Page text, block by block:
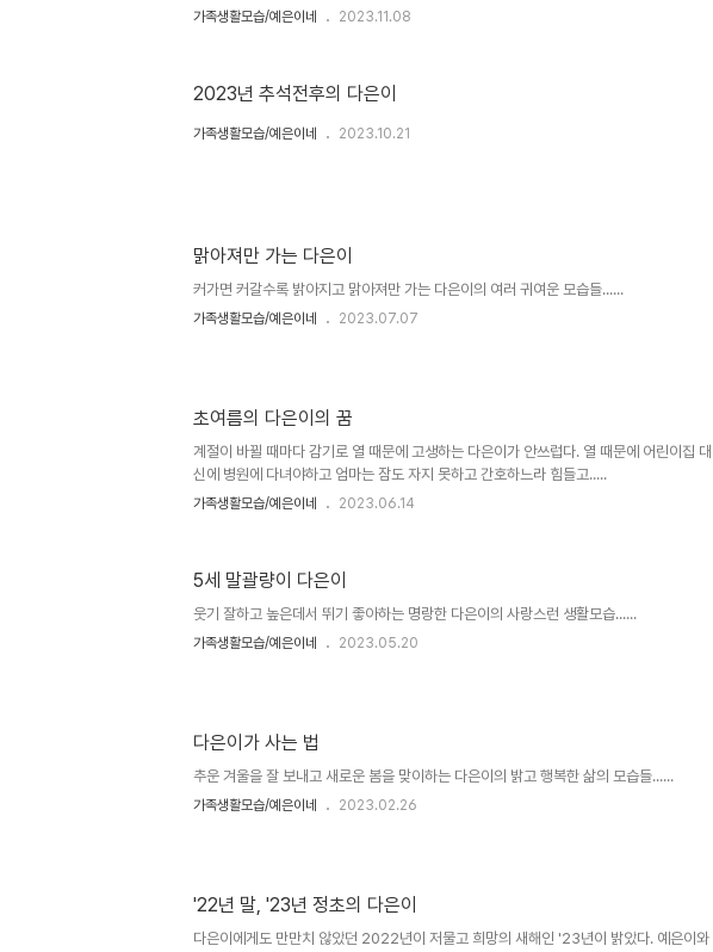
가족생활모습/예은이네 2023.11.08
2023년 추석전후의 다은이
가족생활모습/예은이네 2023.10.21
맑아져만 가는 다은이
커가면 커갈수록 밝아지고 맑아져만 가는 다은이의 여러 귀여운 모습들......
가족생활모습/예은이네 2023.07.07
초여름의 다은이의 꿈
계절이 바뀔 때마다 감기로 열 때문에 고생하는 다은이가 안쓰럽다. 열 때문에 어린이집 대
신에 병원에 다녀야하고 엄마는 잠도 자지 못하고 간호하느라 힘들고.....
가족생활모습/예은이네 2023.06.14
5세 말괄량이 다은이
웃기 잘하고 높은데서 뛰기 좋아하는 명랑한 다은이의 사랑스런 생활모습......
가족생활모습/예은이네 2023.05.20
다은이가 사는 법
추운 겨울을 잘 보내고 새로운 봄을 맞이하는 다은이의 밝고 행복한 삶의 모습들......
가족생활모습/예은이네 2023.02.26
'22년 말, '23년 정초의 다은이
다은이에게도 만만치 않았던 2022년이 저물고 희망의 새해인 '23년이 밝았다. 예은이와